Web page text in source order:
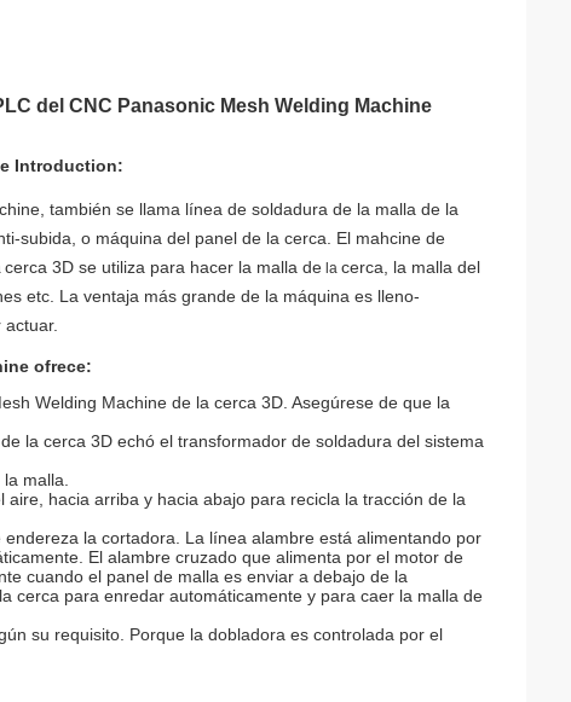
del CNC Panasonic Mesh Welding Machine
Introduction:
también se llama línea de soldadura de la malla de la
subida, o máquina del panel de la cerca. El mahcine de
cerca 3D se utiliza para hacer la malla de la cerca, la malla del
etc. La ventaja más grande de la máquina es lleno-
ofrece:
Welding Machine de la cerca 3D. Asegúrese de que la
la cerca 3D echó el transformador de soldadura del sistema
malla.
hacia arriba y hacia abajo para recicla la tracción de la
la cortadora. La línea alambre está alimentando por
El alambre cruzado que alimenta por el motor de
cuando el panel de malla es enviar a debajo de la
cerca para enredar automáticamente y para caer la malla de
su requisito. Porque la dobladora es controlada por el